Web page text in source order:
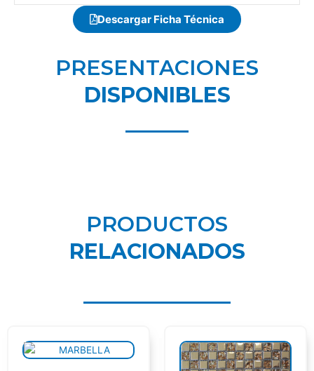
Descargar Ficha Técnica
PRESENTACIONES
DISPONIBLES
PRODUCTOS
RELACIONADOS